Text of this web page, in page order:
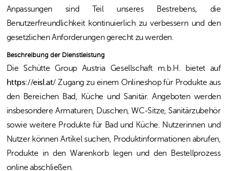
Anpassungen sind Teil unseres Bestrebens, die
Benutzerfreundlichkeit kontinuierlich zu verbessern und den
gesetzlichen Anforderungen gerecht zu werden.
Beschreibung der Dienstleistung
Die Schütte Group Austria Gesellschaft m.b.H. bietet auf
https://eisl.at/ Zugang zu einem Onlineshop für Produkte aus
den Bereichen Bad, Küche und Sanitär. Angeboten werden
insbesondere Armaturen, Duschen, WC-Sitze, Sanitärzubehör
sowie weitere Produkte für Bad und Küche. Nutzerinnen und
Nutzer können Artikel suchen, Produktinformationen abrufen,
Produkte in den Warenkorb legen und den Bestellprozess
online abschließen.